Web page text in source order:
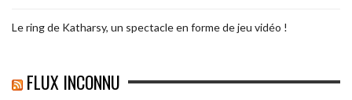
Le ring de Katharsy, un spectacle en forme de jeu vidéo !
FLUX INCONNU